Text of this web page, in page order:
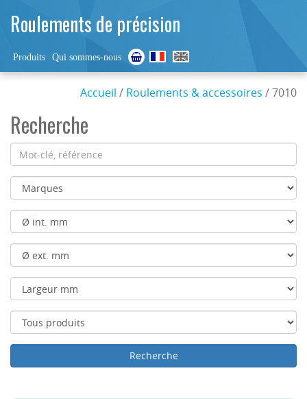
Roulements de précision
Produits Qui sommes-nous
Accueil / Roulements & accessoires / 7010
Recherche